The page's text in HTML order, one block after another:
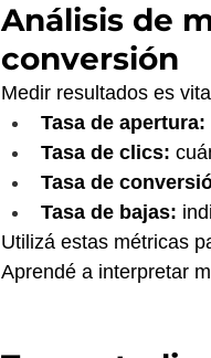
Análisis de
conversión
Medir resultados es
Tasa de apertura:
Tasa de clics:
Tasa de
Tasa de bajas:
Utilizá estas métricas
Aprendé a interpretar